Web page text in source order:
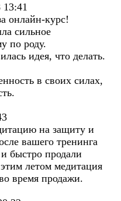
онлайн-курс!
сильное
по роду.
идея, что делать.
в своих силах,
на защиту и
вашего тренинга
быстро продали
летом медитация
время продажи.